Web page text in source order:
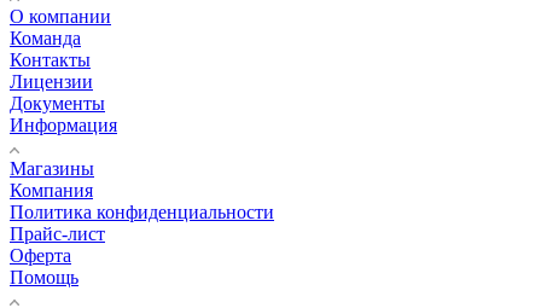
О компании
Команда
Контакты
Лицензии
Документы
Информация
Магазины
Компания
Политика конфиденциальности
Прайс-лист
Оферта
Помощь